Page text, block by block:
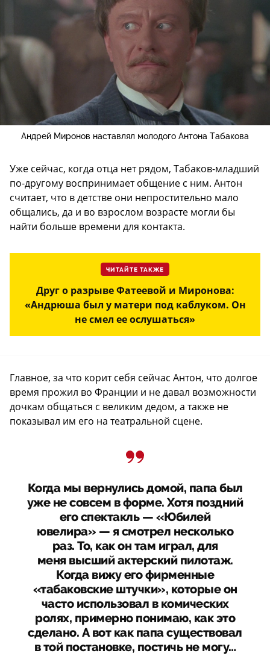
Андрей Миронов наставлял молодого Антона Табакова
Уже сейчас, когда отца нет рядом, Табаков-младший
по-другому воспринимает общение с ним. Антон
считает, что в детстве они непростительно мало
общались, да и во взрослом возрасте могли бы
найти больше времени для контакта.
ЧИТАЙТЕ ТАКЖЕ
Друг о разрыве Фатеевой и Миронова:
«Андрюша был у матери под каблуком. Он
не смел ее ослушаться»
Главное, за что корит себя сейчас Антон, что долгое
время прожил во Франции и не давал возможности
дочкам общаться с великим дедом, а также не
показывал им его на театральной сцене.
Когда мы вернулись домой, папа был
уже не совсем в форме. Хотя поздний
его спектакль — «Юбилей
ювелира» — я смотрел несколько
раз. То, как он там играл, для
меня высший актерский пилотаж.
Когда вижу его фирменные
«табаковские штучки», которые он
часто использовал в комических
ролях, примерно понимаю, как это
сделано. А вот как папа существовал
в той постановке, постичь не могу…